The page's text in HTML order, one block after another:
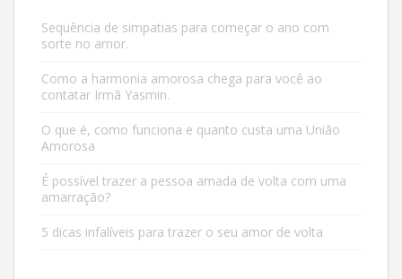
Sequência de simpatias para começar o ano com
sorte no amor.
Como a harmonia amorosa chega para você ao
contatar Irmã Yasmin.
O que é, como funciona e quanto custa uma União
Amorosa
É possível trazer a pessoa amada de volta com uma
amarração?
5 dicas infalíveis para trazer o seu amor de volta